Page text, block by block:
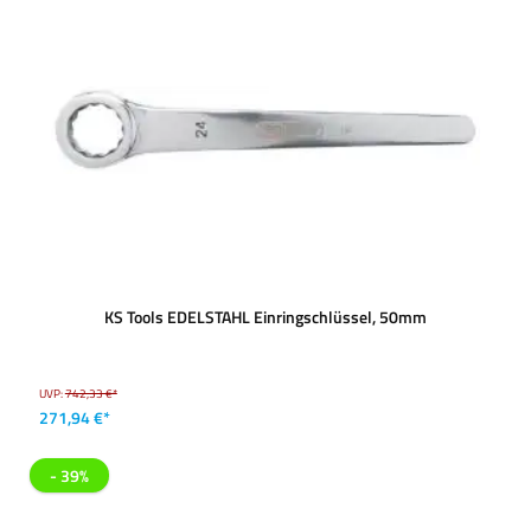
KS Tools EDELSTAHL Einringschlüssel, 50mm
UVP:742,33 €*
271,94 €*
- 39%